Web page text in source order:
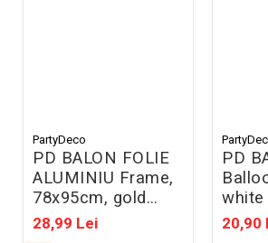
PartyDeco
PD BALON FOLIE
ALUMINIU Frame,
78x95cm, gold
FB265-019
28,99 Lei
PD
white
008-
20,90